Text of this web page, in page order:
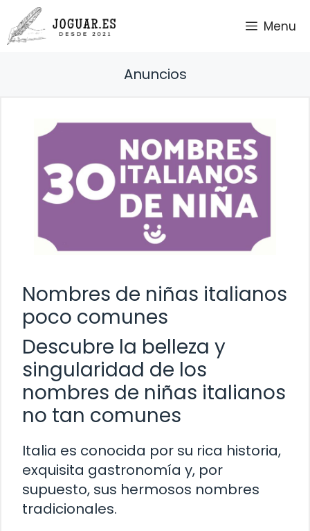
Saltar
al
contenido
Menu
Anuncios
Nombres de niñas italianos
poco comunes
Descubre la belleza y
singularidad de los
nombres de niñas italianos
no tan comunes
Italia es conocida por su rica historia,
exquisita gastronomía y, por
supuesto, sus hermosos nombres
tradicionales.